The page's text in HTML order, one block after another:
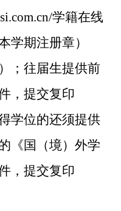
学籍在线
学期注册章）
；往届生提供前
，提交复印
学位的还须提供
《国（境）外学
，提交复印